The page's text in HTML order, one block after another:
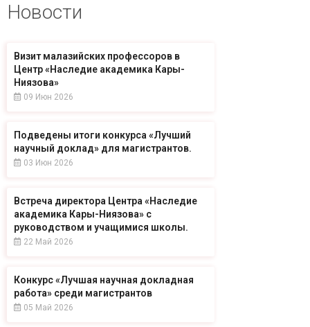
Новости
Визит малазийских профессоров в
Центр «Наследие академика Кары-
Ниязова»
09 Июн 2026
Подведены итоги конкурса «Лучший
научный доклад» для магистрантов.
03 Июн 2026
Встреча директора Центра «Наследие
академика Кары-Ниязова» с
руководством и учащимися школы.
22 Май 2026
Конкурс «Лучшая научная докладная
работа» среди магистрантов
05 Май 2026